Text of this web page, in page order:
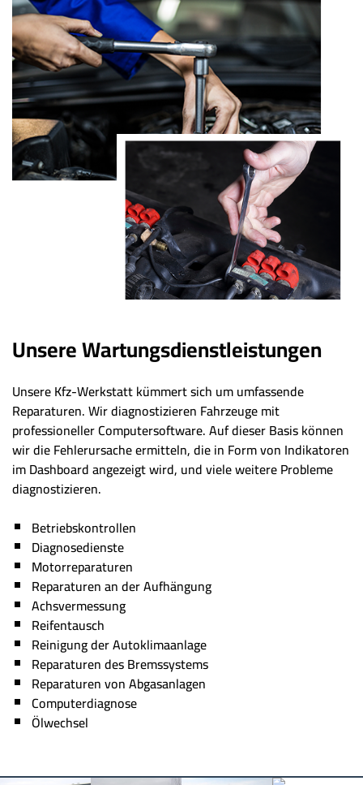
Unsere Wartungsdienstleistungen
Unsere Kfz-Werkstatt kümmert sich um umfassende
Reparaturen. Wir diagnostizieren Fahrzeuge mit
professioneller Computersoftware. Auf dieser Basis können
wir die Fehlerursache ermitteln, die in Form von Indikatoren
im Dashboard angezeigt wird, und viele weitere Probleme
diagnostizieren.
Betriebskontrollen
Diagnosedienste
Motorreparaturen
Reparaturen an der Aufhängung
Achsvermessung
Reifentausch
Reinigung der Autoklimaanlage
Reparaturen des Bremssystems
Reparaturen von Abgasanlagen
Computerdiagnose
Ölwechsel